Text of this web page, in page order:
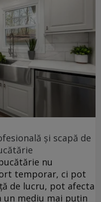
și scapă de
nu
temporar, ci pot
de lucru, pot afecta
mediu mai puțin